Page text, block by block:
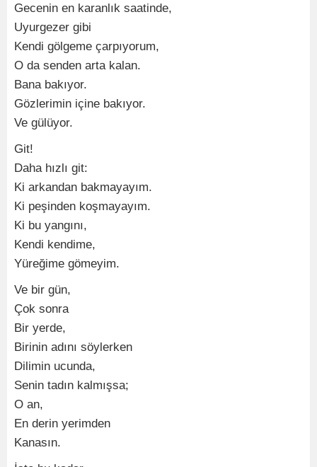
Gecenin en karanlık saatinde,
Uyurgezer gibi
Kendi gölgeme çarpıyorum,
O da senden arta kalan.
Bana bakıyor.
Gözlerimin içine bakıyor.
Ve gülüyor.
Git!
Daha hızlı git:
Ki arkandan bakmayayım.
Ki peşinden koşmayayım.
Ki bu yangını,
Kendi kendime,
Yüreğime gömeyim.
Ve bir gün,
Çok sonra
Bir yerde,
Birinin adını söylerken
Dilimin ucunda,
Senin tadın kalmışsa;
O an,
En derin yerimden
Kanasın.